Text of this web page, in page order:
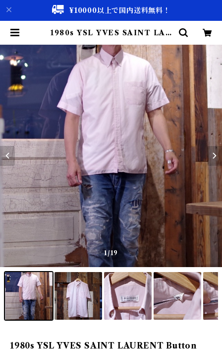
¥10000以上で国内送料無料！
1980s YSL YVES SAINT LAU
イヴ サン ローラン コットン シャツ
フランス 古着 | 古着屋 仙台 biscc
o【古着 & Vintage 通販】
1/19
1980s YSL YVES SAINT LAURENT Button